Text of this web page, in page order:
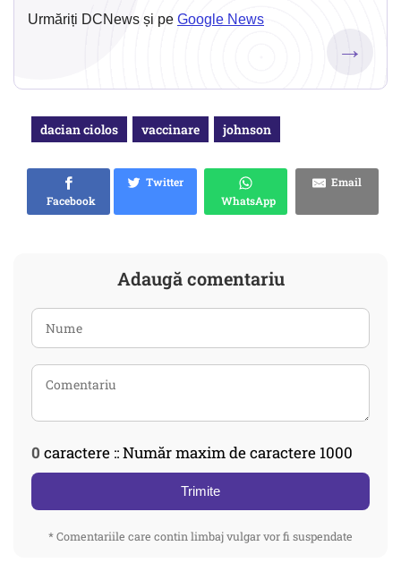
Urmăriți DCNews și pe Google News
→
dacian ciolos vaccinare johnson
Facebook
Twitter
WhatsApp
Email
Adaugă comentariu
0 caractere :: Număr maxim de caractere 1000
Trimite
* Comentariile care contin limbaj vulgar vor fi suspendate